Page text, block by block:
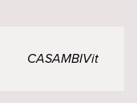
CASAMBIVit